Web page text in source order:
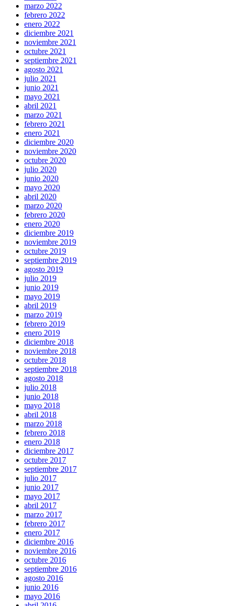
marzo 2022
febrero 2022
enero 2022
diciembre 2021
noviembre 2021
octubre 2021
septiembre 2021
agosto 2021
julio 2021
junio 2021
mayo 2021
abril 2021
marzo 2021
febrero 2021
enero 2021
diciembre 2020
noviembre 2020
octubre 2020
julio 2020
junio 2020
mayo 2020
abril 2020
marzo 2020
febrero 2020
enero 2020
diciembre 2019
noviembre 2019
octubre 2019
septiembre 2019
agosto 2019
julio 2019
junio 2019
mayo 2019
abril 2019
marzo 2019
febrero 2019
enero 2019
diciembre 2018
noviembre 2018
octubre 2018
septiembre 2018
agosto 2018
julio 2018
junio 2018
mayo 2018
abril 2018
marzo 2018
febrero 2018
enero 2018
diciembre 2017
octubre 2017
septiembre 2017
julio 2017
junio 2017
mayo 2017
abril 2017
marzo 2017
febrero 2017
enero 2017
diciembre 2016
noviembre 2016
octubre 2016
septiembre 2016
agosto 2016
junio 2016
mayo 2016